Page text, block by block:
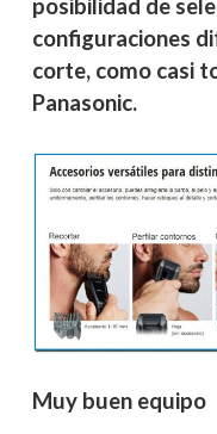
posibilidad de
configuraciones
corte, como casi
Panasonic.
Muy buen equipo